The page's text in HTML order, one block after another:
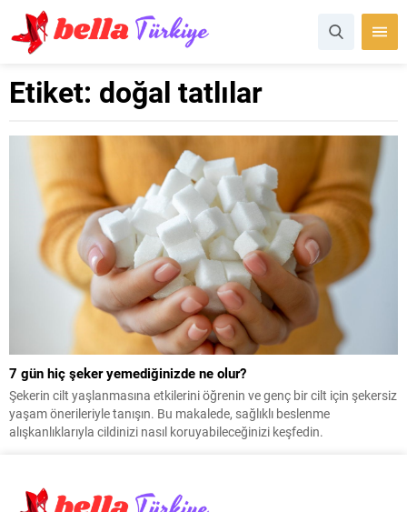
Etiket: doğal tatlılar
7 gün hiç şeker yemediğinizde ne olur?
Şekerin cilt yaşlanmasına etkilerini öğrenin ve genç bir cilt için şekersiz
yaşam önerileriyle tanışın. Bu makalede, sağlıklı beslenme
alışkanlıklarıyla cildinizi nasıl koruyabileceğinizi keşfedin.